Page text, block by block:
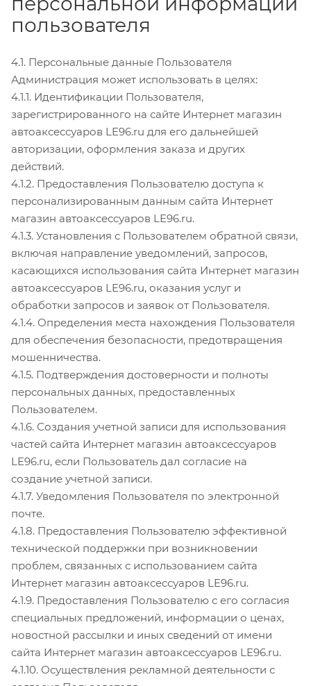
пользователя
4.1. Персональные данные Пользователя
Администрация может использовать в целях:
4.1.1. Идентификации Пользователя,
зарегистрированного на сайте Интернет магазин
автоаксессуаров LE96.ru для его дальнейшей
авторизации, оформления заказа и других
действий.
4.1.2. Предоставления Пользователю доступа к
персонализированным данным сайта Интернет
магазин автоаксессуаров LE96.ru.
4.1.3. Установления с Пользователем обратной связи,
включая направление уведомлений, запросов,
касающихся использования сайта Интернет магазин
автоаксессуаров LE96.ru, оказания услуг и
обработки запросов и заявок от Пользователя.
4.1.4. Определения места нахождения Пользователя
для обеспечения безопасности, предотвращения
мошенничества.
4.1.5. Подтверждения достоверности и полноты
персональных данных, предоставленных
Пользователем.
4.1.6. Создания учетной записи для использования
частей сайта Интернет магазин автоаксессуаров
LE96.ru, если Пользователь дал согласие на
создание учетной записи.
4.1.7. Уведомления Пользователя по электронной
почте.
4.1.8. Предоставления Пользователю эффективной
технической поддержки при возникновении
проблем, связанных с использованием сайта
Интернет магазин автоаксессуаров LE96.ru.
4.1.9. Предоставления Пользователю с его согласия
специальных предложений, информации о ценах,
новостной рассылки и иных сведений от имени
сайта Интернет магазин автоаксессуаров LE96.ru.
4.1.10. Осуществления рекламной деятельности с